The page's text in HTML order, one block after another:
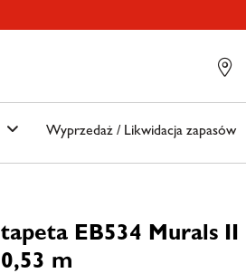
Wyprzedaż / Likwidacja zapasów
tapeta EB534 Murals II
0,53 m